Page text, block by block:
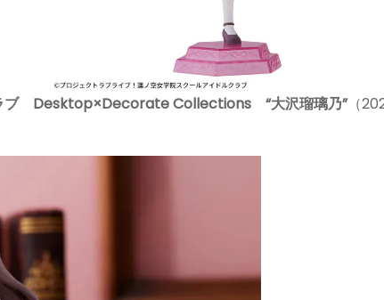
ブ Desktop×Decorate Collections “大沢瑠璃乃”（